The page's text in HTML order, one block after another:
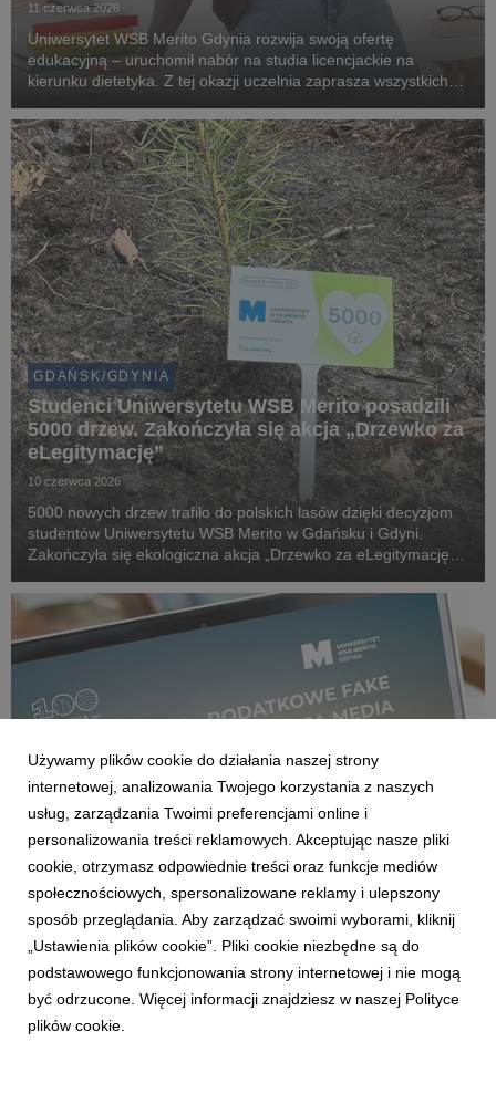
11 czerwca 2026
Uniwersytet WSB Merito Gdynia rozwija swoją ofertę
edukacyjną – uruchomił nabór na studia licencjackie na
kierunku dietetyka. Z tej okazji uczelnia zaprasza wszystkich
karierą w branży dietetycznej na bezpłatny webina...
GDAŃSK/GDYNIA
Studenci Uniwersytetu WSB Merito posadzili
5000 drzew. Zakończyła się akcja „Drzewko za
eLegitymację”
10 czerwca 2026
5000 nowych drzew trafiło do polskich lasów dzięki decyzjom
studentów Uniwersytetu WSB Merito w Gdańsku i Gdyni.
Zakończyła się ekologiczna akcja „Drzewko za eLegitymację”,
wsparciem środowiska naturalnego.
GDAŃSK/GDYNIA
Uniwersytet WSB Merito Gdynia zaprasza na
wykład o podatkowych fake newsach
3 czerwca 2026
Jak odróżnić rzetelną informację podatkową od internetowego
mitu? Dlaczego media społecznościowe stały się przestrzenią,
w której błędne interpretacje przepisów rozprzestrzeniają się
Używamy plików cookie do działania naszej strony
internetowej, analizowania Twojego korzystania z naszych
usług, zarządzania Twoimi preferencjami online i
personalizowania treści reklamowych. Akceptując nasze pliki
cookie, otrzymasz odpowiednie treści oraz funkcje mediów
społecznościowych, spersonalizowane reklamy i ulepszony
sposób przeglądania. Aby zarządzać swoimi wyborami, kliknij
„Ustawienia plików cookie”. Pliki cookie niezbędne są do
podstawowego funkcjonowania strony internetowej i nie mogą
być odrzucone. Więcej informacji znajdziesz w naszej Polityce
plików cookie.